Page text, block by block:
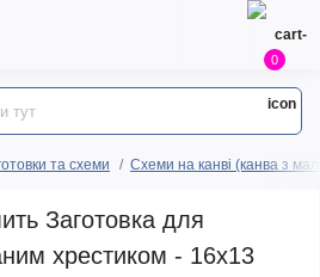
0
та схеми Схеми на канві (канва з
Заготовка для
хрестиком - 16x13